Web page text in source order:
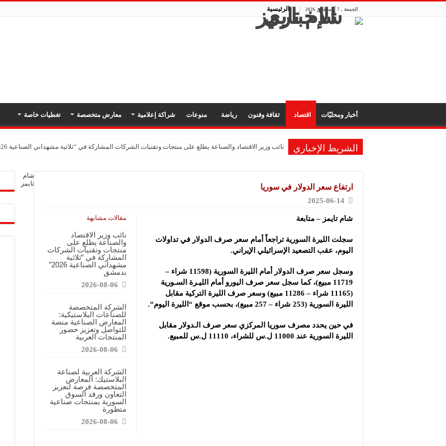
الجمعة , 7 أغسطس 2026 الرئيسية
أخبار ومحليّات اقتصاد ثقافة وفنون رياضة منوعات شراكة إعلامية معارض متخصصة تغطيات خاصة
الشريط الإخباري نائب وزير الاقتصاد والصناعة يطلع على منتجات وتقنيات الشركات المشاركة في “ثلاثية مشهداني الصناعية 2026” بدمشق
ارتفاع سعر الدولار في سوريا
2025-06-14
مقالات مشابهة
نائب وزير الاقتصاد
والصناعة يطلع على
منتجات وتقنيات الشركات
المشاركة في “ثلاثية
مشهداني الصناعية 2026”
بدمشق
2026-08-06
الشركة المتخصصة
للصناعات البلاستيكية:
المعارض الصناعية منصة
للتواصل وتعزيز حضور
المنتجات العربية
2026-08-06
الشركة العربية لصناعة
البلاستيك: المعارض
المتخصصة فرصة لتعزيز
التعاون ورفد السوق
السورية بمنتجات صناعية
متطورة
2026-08-06
شام تايمز – متابعة
سجلت الليرة السورية تراجعاً أمام سعر صرف الدولار في تداولات
اليوم، عقب التصعيد الإسرائيلي الإيراني.
وسجل سعر صرف الدولار أمام الليرة السورية (11598 شراء –
11719 مبيع)، كما سجل سعر صرف اليورو أمام الليـرة السـورية
(11165 شراء – 11286 مبيع) وسعر صرف الليرة التركية مقابل
الليرة السورية (253 شراء – 257 مبيع)، بحسب موقع “الليرة اليوم“.
في حين يحدد مصرف سوريا المركزي سعر صرف الـدولار مقابل
الليرة السورية عند 11000 ل.س للشراء، 11110 ل.س للمبيع.
شام
تايمز